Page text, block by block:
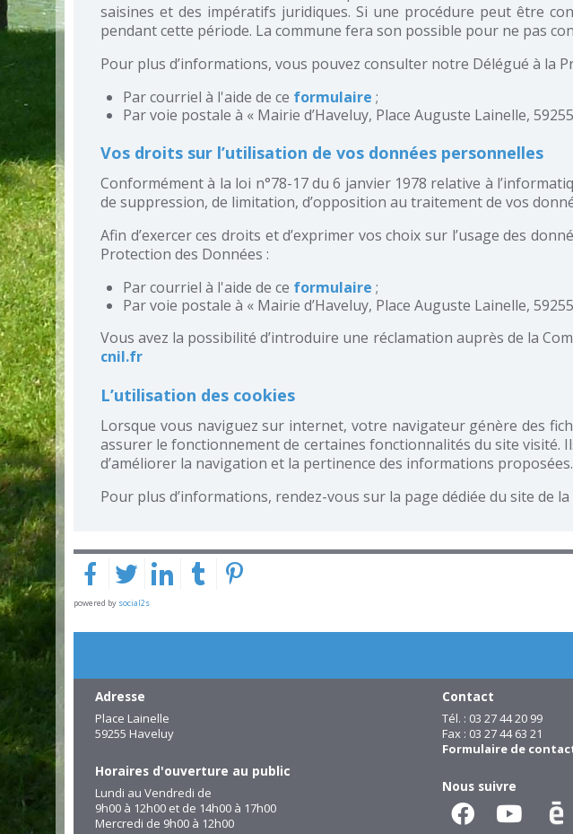
saisines et des impératifs juridiques. Si une procédure peut être
pendant cette période. La commune fera son possible pour ne pas
Pour plus d’informations, vous pouvez consulter notre Délégué à la
Par courriel à l'aide de ce formulaire ;
Par voie postale à « Mairie d’Haveluy, Place Auguste Lainelle,
Vos droits sur l’utilisation de vos données personnelles
Conformément à la loi n°78-17 du 6 janvier 1978 relative à
de suppression, de limitation, d’opposition au traitement de vos
Afin d’exercer ces droits et d’exprimer vos choix sur l’usage des
Protection des Données :
Par courriel à l'aide de ce formulaire ;
Par voie postale à « Mairie d’Haveluy, Place Auguste Lainelle,
Vous avez la possibilité d’introduire une réclamation auprès de la
cnil.fr
L’utilisation des cookies
Lorsque vous naviguez sur internet, votre navigateur génère des
assurer le fonctionnement de certaines fonctionnalités du site visité.
d’améliorer la navigation et la pertinence des informations proposées.
Pour plus d’informations, rendez-vous sur la page dédiée du site de la
powered by social2s
Adresse
Place Lainelle
59255 Haveluy
Horaires d'ouverture au public
Lundi au Vendredi de
9h00 à 12h00 et de 14h00 à 17h00
Mercredi de 9h00 à 12h00
Contact
Tél. : 03 27 44 20 99
Fax : 03 27 44 63 21
Formulaire de
Nous suivre